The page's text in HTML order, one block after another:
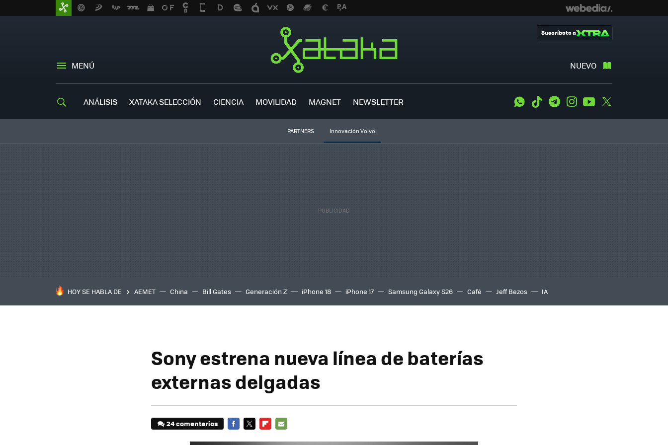
MENÚ NUEVO
Suscríbete a
ANÁLISIS XATAKA SELECCIÓN CIENCIA MOVILIDAD MAGNET NEWSLETTER WhatsApp
Tiktok TelegramInstagramYoutube
PARTNERS Innovación Volvo
HOY SE HABLA DE AEMET China Bill Gates Generación Z iPhone 18 iPhone 17 Samsung Galaxy S26 Café Jeff Bezos IA
Sony estrena nueva línea de baterías
externas delgadas
24 comentarios